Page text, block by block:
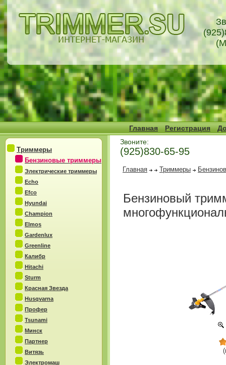
Главная Регистрация
Триммеры
Бензиновые триммеры
Электрические триммеры
Echo
Efco
Hyundai
Champion
Elmos
Gardenlux
Greenline
Калибр
Hitachi
Sturm
Красная Звезда
Husqvarna
Профер
Tsunami
Минск
Партнер
Витязь
Электромаш
Звоните:
(925)830-65-95
Главная Триммеры
Бензиновый